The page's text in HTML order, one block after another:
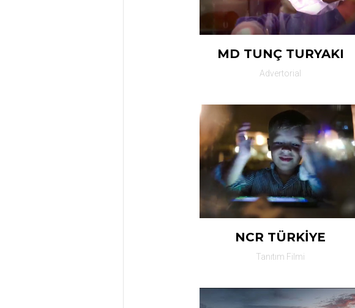
MD TUNÇ TURYAKI
Advertorial
NCR TÜRKİYE
Tanıtım Filmi